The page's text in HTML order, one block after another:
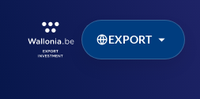
EXPORT